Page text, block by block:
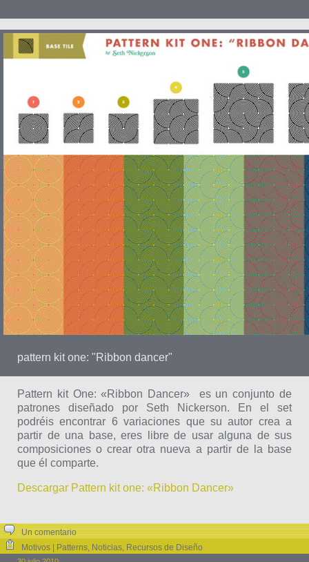
pattern kit one: "Ribbon dancer"
Pattern kit One: «Ribbon Dancer» es un conjunto de
patrones diseñado por Seth Nickerson. En el set
podréis encontrar 6 variaciones que su autor crea a
partir de una base, eres libre de usar alguna de sus
composiciones o crear otra nueva a partir de la base
que él comparte.
Descargar Pattern kit one: «Ribbon Dancer»
Un comentario
Motivos | Patterns, Noticias, Recursos de Diseño